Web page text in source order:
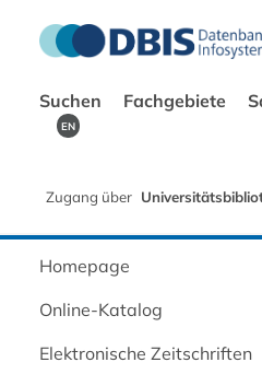
Suchen Fachgebiete
EN
Zugang über
Homepage
Online-Katalog
Elektronische Zeitschriften